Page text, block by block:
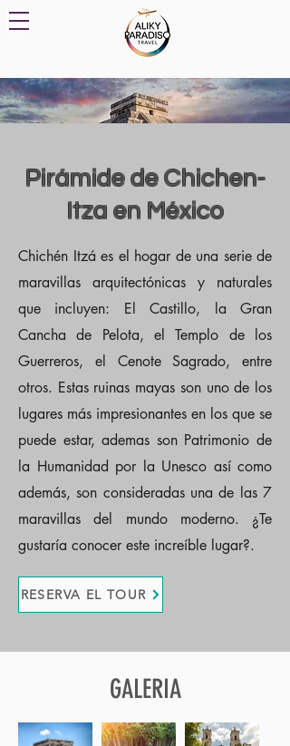
Pirámide de Chichen-
Itza en México
Chichén Itzá es el hogar de una serie de
maravillas arquitectónicas y naturales
que incluyen: El Castillo, la Gran
Cancha de Pelota, el Templo de los
Guerreros, el Cenote Sagrado, entre
otros. Estas ruinas mayas son uno de los
lugares más impresionantes en los que se
puede estar, ademas son Patrimonio de
la Humanidad por la Unesco así como
además, son consideradas una de las 7
maravillas del mundo moderno. ¿Te
gustaría conocer este increíble lugar?.
RESERVA EL TOUR
GALERIA